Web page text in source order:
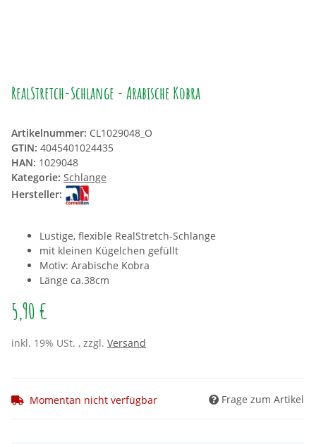
RealStretch-Schlange - Arabische Kobra
Artikelnummer: CL1029048_O
GTIN: 4045401024435
HAN: 1029048
Kategorie: Schlange
Hersteller:
Lustige, flexible RealStretch-Schlange
mit kleinen Kügelchen gefüllt
Motiv: Arabische Kobra
Länge ca.38cm
5,90 €
inkl. 19% USt. , zzgl. Versand
Momentan nicht verfügbar Frage zum Artikel